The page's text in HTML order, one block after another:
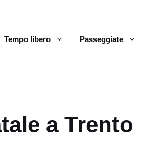
Tempo libero Passeggiate
a Trento